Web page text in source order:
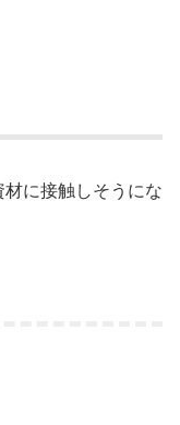
に接触しそうにな